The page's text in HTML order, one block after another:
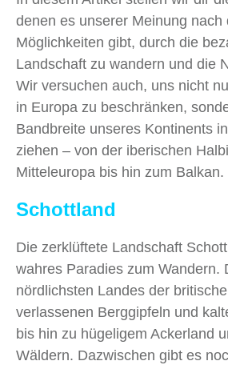
denen es unserer Meinung nach
Möglichkeiten gibt, durch die
Landschaft zu wandern und die
Wir versuchen auch, uns nicht
in Europa zu beschränken,
Bandbreite unseres Kontinents
ziehen – von der iberischen
Mitteleuropa bis hin zum Balkan.
Schottland
Die zerklüftete Landschaft
wahres Paradies zum Wandern.
nördlichsten Landes der
verlassenen Berggipfeln und
bis hin zu hügeligem Ackerland
Wäldern. Dazwischen gibt es